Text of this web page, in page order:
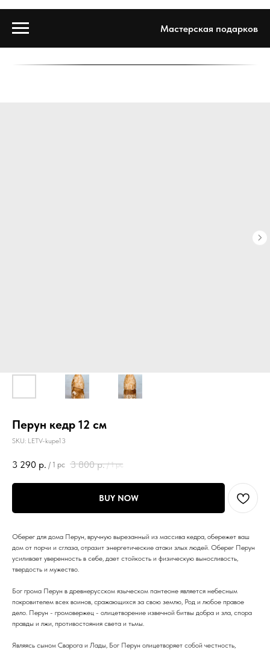
Мастерская подарков
Перун кедр 12 см
SKU: LETV-kupe13
3 290 р. / 1 pc 3 800 р. / 1 pc
BUY NOW
Оберег для дома Перун, вручную вырезанный из массива кедра, обережет ваш
дом от порчи и сглаза, отразит энергетические атаки злых людей. Оберег Перун
усиливает уверенность в себе, дает стойкость и физическую выносливость,
твердость и мужество.
Бог грома Перун в древнерусском языческом пантеоне является небесным
покровителем всех воинов, сражающихся за свою землю, Род и любое правое
дело. Перун - громовержец - олицетворение извечной битвы добра и зла, спора
правды и лжи, противостояния света и тьмы.
Являясь сыном Сварога и Лады, Бог Перун олицетворяет собой честность,